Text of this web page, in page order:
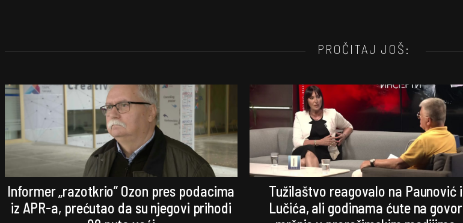
PROČITAJ JOŠ:
Informer „razotkrio” Ozon pres podacima
iz APR-a, prećutao da su njegovi prihodi
Tužilaštvo reagovalo na Paunović i
Lučića, ali godinama ćute na govor